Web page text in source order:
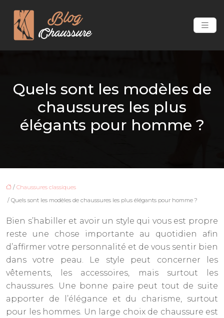
Quels sont les modèles de
chaussures les plus
élégants pour homme ?
/ Chaussures classiques
/ Quels sont les modèles de chaussures les plus élégants pour homme ?
Bien s’habiller et avoir un style qui vous est propre
reste une chose importante au quotidien afin
d’affirmer votre personnalité et de vous sentir bien
dans votre peau. Le style peut concerner les
vêtements, les accessoires, mais surtout les
chaussures. Une bonne paire peut tout de suite
apporter de l’élégance et du charisme, surtout
pour les hommes. Un large choix de chaussure est